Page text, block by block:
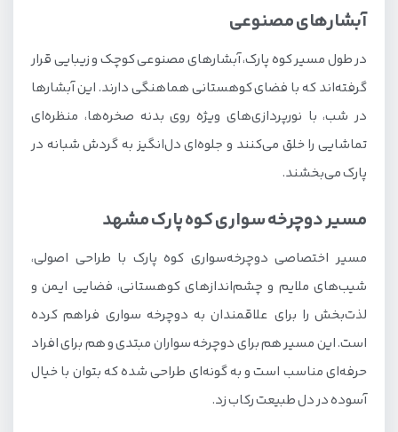
آبشارهای مصنوعی
در طول مسیر کوه پارک، آبشارهای مصنوعی کوچک و زیبایی قرار
گرفته‌اند که با فضای کوهستانی هماهنگی دارند. این آبشارها
در شب، با نورپردازی‌های ویژه روی بدنه صخره‌ها، منظره‌ای
تماشایی را خلق می‌کنند و جلوه‌ای دل‌انگیز به گردش شبانه در
پارک می‌بخشند.
مسیر دوچرخه سواری کوه پارک مشهد
مسیر اختصاصی دوچرخه‌سواری کوه پارک با طراحی اصولی،
شیب‌های ملایم و چشم‌اندازهای کوهستانی، فضایی ایمن و
لذت‌بخش را برای علاقمندان به دوچرخه سواری فراهم کرده
است. این مسیر هم برای دوچرخه سواران مبتدی و هم برای افراد
حرفه‌ای مناسب است و به گونه‌ای طراحی شده که بتوان با خیال
آسوده در دل طبیعت رکاب زد.